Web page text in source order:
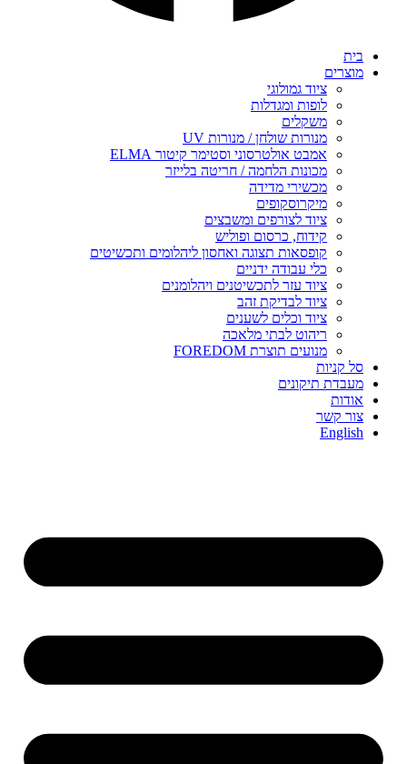
בית
מוצרים
ציוד גמולוגי
לופות ומגדלות
משקלים
מנורות שולחן / מנורות UV
אמבט אולטרסוני וסטימר קיטור ELMA
מכונות הלחמה / חריטה בלייזר
מכשירי מדידה
מיקרוסקופים
ציוד לצורפים ומשבצים
קידוח, כרסום ופוליש
קופסאות תצוגה ואחסון ליהלומים ותכשיטים
כלי עבודה ידניים
ציוד עזר לתכשיטנים ויהלומנים
ציוד לבדיקת זהב
ציוד וכלים לשענים
ריהוט לבתי מלאכה
מנועים תוצרת FOREDOM
סל קניות
מעבדת תיקונים
אודות
צור קשר
English